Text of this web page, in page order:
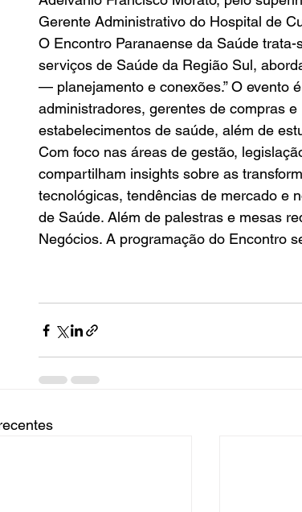
Gerente Administrativo do Hospital de
O Encontro Paranaense da Saúde
serviços de Saúde da Região Sul,
— planejamento e conexões.” O evento
administradores, gerentes de compras
estabelecimentos de saúde, além de
Com foco nas áreas de gestão,
compartilham insights sobre as
tecnológicas, tendências de mercado e
de Saúde. Além de palestras e mesas
Negócios. A programação do Encontro